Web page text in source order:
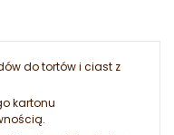
do tortów i ciast z
kartonu